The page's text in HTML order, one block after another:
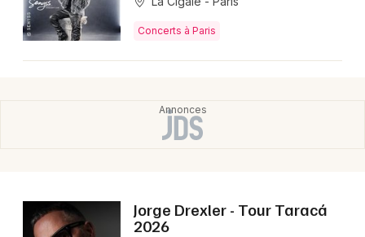
Concerts à Paris
Jorge Drexler - Tour Taracá
2026